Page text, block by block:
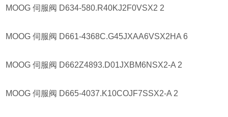
MOOG 伺服阀 D634-580.R40KJ2F0VSX2 2
MOOG 伺服阀 D661-4368C.G45JXAA6VSX2HA 6
MOOG 伺服阀 D662Z4893.D01JXBM6NSX2-A 2
MOOG 伺服阀 D665-4037.K10COJF7SSX2-A 2